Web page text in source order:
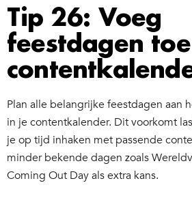
Tip 26: Voeg
feestdagen
Plan alle belangrijke feestdagen aan
in je contentkalender. Dit voorkomt
je op tijd inhaken met passende
minder bekende dagen zoals
Coming Out Day als extra kans.